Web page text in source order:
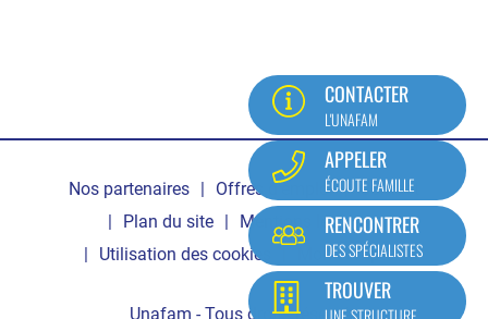
CONTACTER
L'UNAFAM
APPELER
ÉCOUTE FAMILLE
RENCONTRER
DES SPÉCIALISTES
TROUVER
Unafam - Tous droits réservés
de
page
Nos partenaires Offres d'emploi
Contact
Plan du site
Mentions légales
Utilisation des cookies
Mon compte